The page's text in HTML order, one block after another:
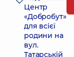
Центр
«Добробут»
для всієї
родини на
вул.
Татарській